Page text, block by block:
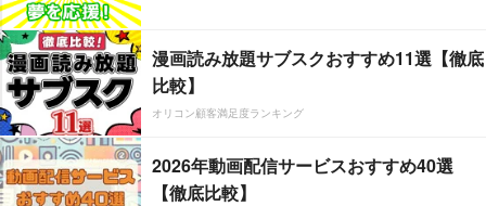
漫画読み放題サブスクおすすめ11選【徹底
比較】
オリコン顧客満足度ランキング
2026年動画配信サービスおすすめ40選
【徹底比較】